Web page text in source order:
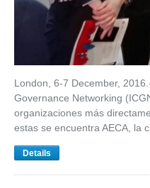
London, 6-7 December,
Governance Networking
organizaciones más
estas se encuentra AECA, la
Details